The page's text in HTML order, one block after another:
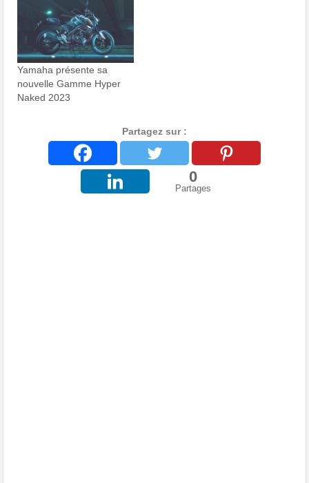
Yamaha présente sa
nouvelle Gamme Hyper
Naked 2023
Partagez sur :
0
Partages